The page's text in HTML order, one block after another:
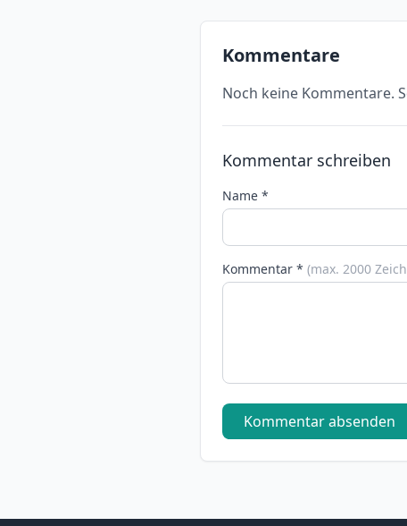
Kommentare
Noch keine Kommentare.
Kommentar schreiben
Name *
Kommentar * (max. 2000
Kommentar absenden